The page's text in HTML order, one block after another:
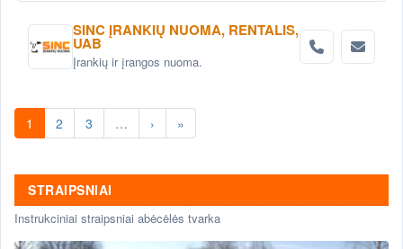
SINC ĮRANKIŲ NUOMA, RENTALIS,
UAB
Įrankių ir įrangos nuoma.
1 2 3 … › »
STRAIPSNIAI
Instrukciniai straipsniai abėcėlės tvarka